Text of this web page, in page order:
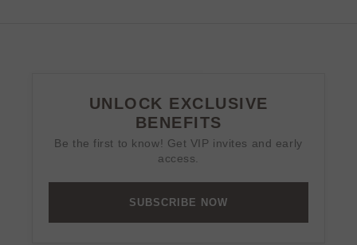
UNLOCK EXCLUSIVE
BENEFITS
Be the first to know! Get VIP invites and early
access.
SUBSCRIBE NOW